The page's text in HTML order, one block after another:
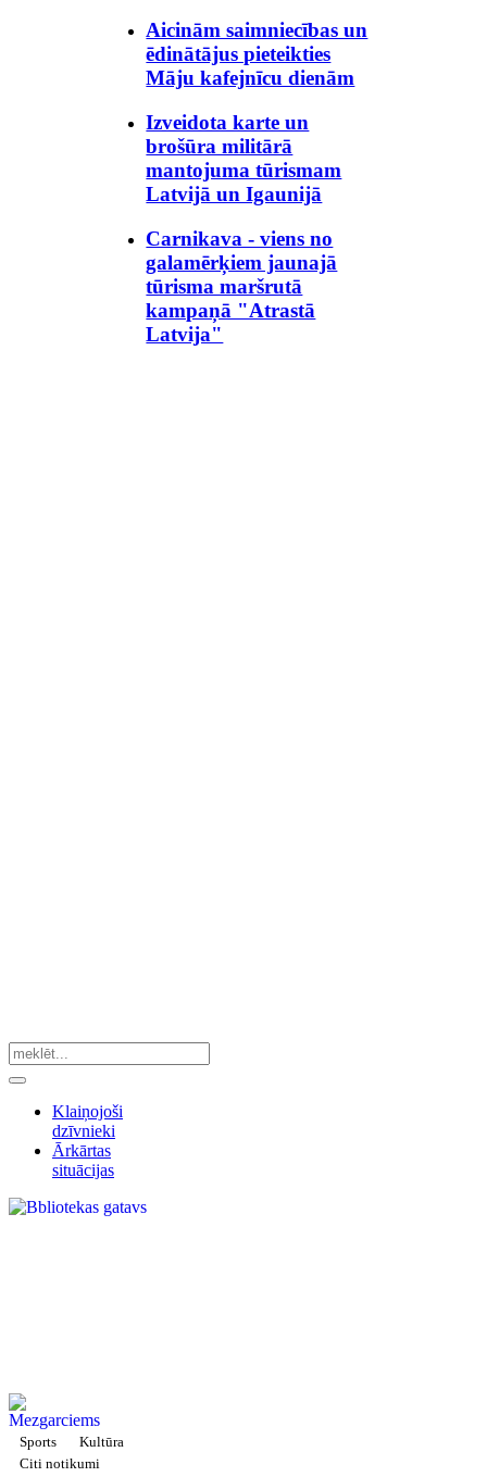
Aicinām saimniecības un
ēdinātājus pieteikties
Māju kafejnīcu dienām
Izveidota karte un
brošūra militārā
mantojuma tūrismam
Latvijā un Igaunijā
Carnikava - viens no
galamērķiem jaunajā
tūrisma maršrutā
kampaņā "Atrastā
Latvija"
Klaiņojoši
dzīvnieki
Ārkārtas
situācijas
Sports
Kultūra
Citi notikumi